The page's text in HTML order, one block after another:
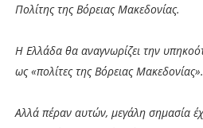
Πολίτης της Βόρειας Μακεδονίας.
Η Ελλάδα θα αναγνωρίζει την
ως «πολίτες της Βόρειας Μακεδονίας».
Αλλά πέραν αυτών, μεγάλη σημασία